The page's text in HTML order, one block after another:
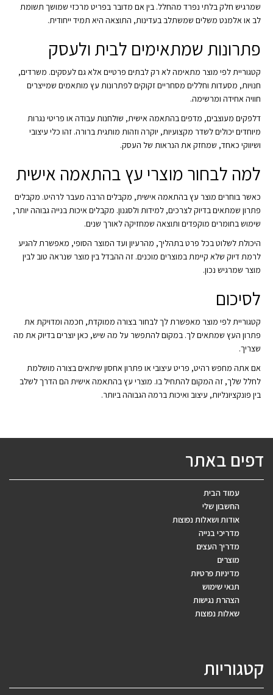
שמרגיש חלק בלתי נפרד מהחלל. בין אם מדובר בפריט מרכזי שמושך תשומת
לב או אלמנט משלים שמשתלב בעדינות, התוצאה היא תמיד ייחודית.
פתרונות שמתאימים לבית ולעסק
קטגוריית לפי מוצר מתאימה לא רק לבתים פרטיים אלא גם לעסקים. משרדים,
חנויות, מסעדות וחללים מסחריים זקוקים לפתרונות עץ מותאמים שמייצרים
חוויה אחידה ומרשימה.
דלפקים מעוצבים, מדפים בהתאמה אישית, שולחנות עבודה או פריטי נגרות
מיוחדים יכולים לשדר מקצועיות, יוקרה וזהות מותגית ברורה. זהו כלי עיצובי
ושיווקי כאחד, שמחזק את הנראות של העסק.
למה לבחור מוצרי עץ בהתאמה אישית
כאשר בוחרים מוצר עץ בהתאמה אישית, מקבלים הרבה מעבר לרהיט. מקבלים
פתרון שמתאים בדיוק לצרכים, למידות ולסגנון. מקבלים איכות בנייה גבוהה יותר,
שימוש בחומרים מוקפדים ותוצאה שמחזיקה לאורך שנים.
היכולת לשלוט בכל פרט בתהליך, מהרעיון ועד המוצר הסופי, מאפשרת להגיע
לרמת דיוק שלא קיימת במוצרים מוכנים. זה ההבדל בין מוצר שנראה טוב לבין
מוצר שמרגיש נכון.
לסיכום
קטגוריית לפי מוצר מאפשרת לך לבחור בצורה ממוקדת, חכמה ומדויקת את
פתרון העץ שמתאים לך. במקום להתפשר על מה שיש, כאן יוצרים בדיוק את מה
שצריך.
אם אתה מחפש רהיט, פריט עיצובי או פתרון אחסון שיתאים בצורה מושלמת
לחלל שלך, זה המקום להתחיל בו. מוצרי עץ בהתאמה אישית הם הדרך לשלב
בין פונקציונליות, עיצוב ואיכות ברמה הגבוהה ביותר.
דפים באתר
עמוד הבית
החשבון שלי
אודות ושאלות נפוצות
מדריכי בנייה
מדריך העצים
מוצרים
מדיניות פרטיות
תנאי שימוש
הצהרת נגישות
שאלות נפוצות
קטגוריות